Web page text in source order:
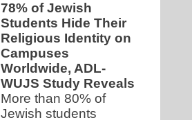
78% of Jewish
Students Hide Their
Religious Identity on
Campuses
Worldwide, ADL-
WUJS Study Reveals
More than 80% of
Jewish students